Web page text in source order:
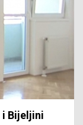
i Bijeljini